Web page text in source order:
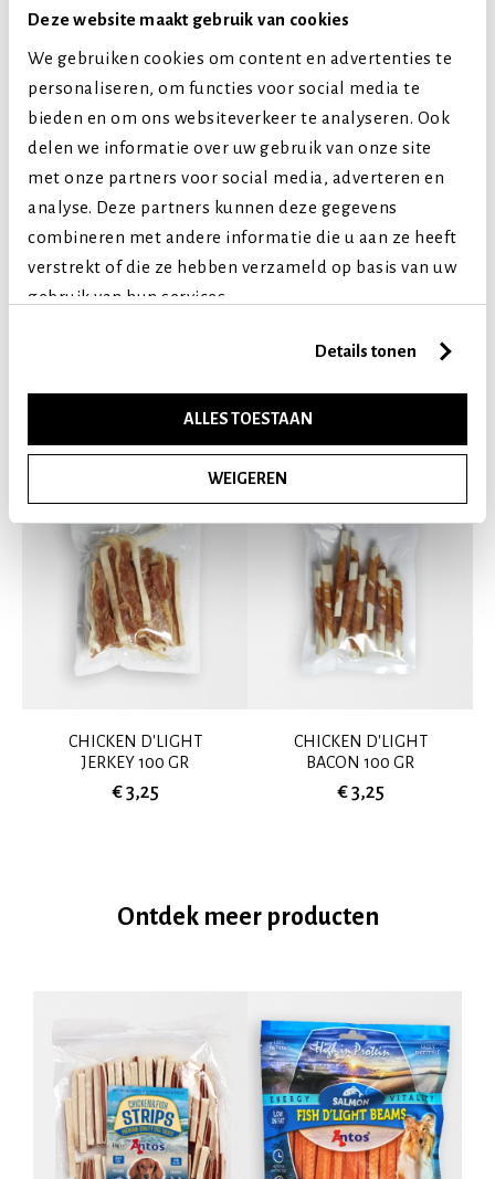
Deze website maakt gebruik van cookies
We gebruiken cookies om content en advertenties te
personaliseren, om functies voor social media te
bieden en om ons websiteverkeer te analyseren. Ook
delen we informatie over uw gebruik van onze site
met onze partners voor social media, adverteren en
analyse. Deze partners kunnen deze gegevens
combineren met andere informatie die u aan ze heeft
verstrekt of die ze hebben verzameld op basis van uw
gebruik van hun services.
Details tonen
ALLES TOESTAAN
WEIGEREN
Extra kleine honden
Kleine honden
Middelgrote honden
Grote honden
Extra grote honden
Levensfase
Puppy (tot 1 jaar)
Volwassen (2-7 jaar)
Senior (8+ jaar)
CHICKEN D'LIGHT
JERKEY 100 GR
€ 3,25
CHICKEN D'LIGHT
BACON 100 GR
€ 3,25
Ontdek meer producten